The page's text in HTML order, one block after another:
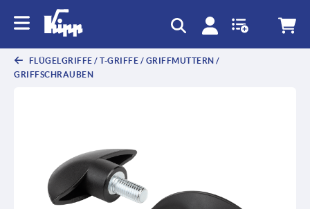
FLÜGELGRIFFE / T-GRIFFE / GRIFFMUTTERN /
GRIFFSCHRAUBEN